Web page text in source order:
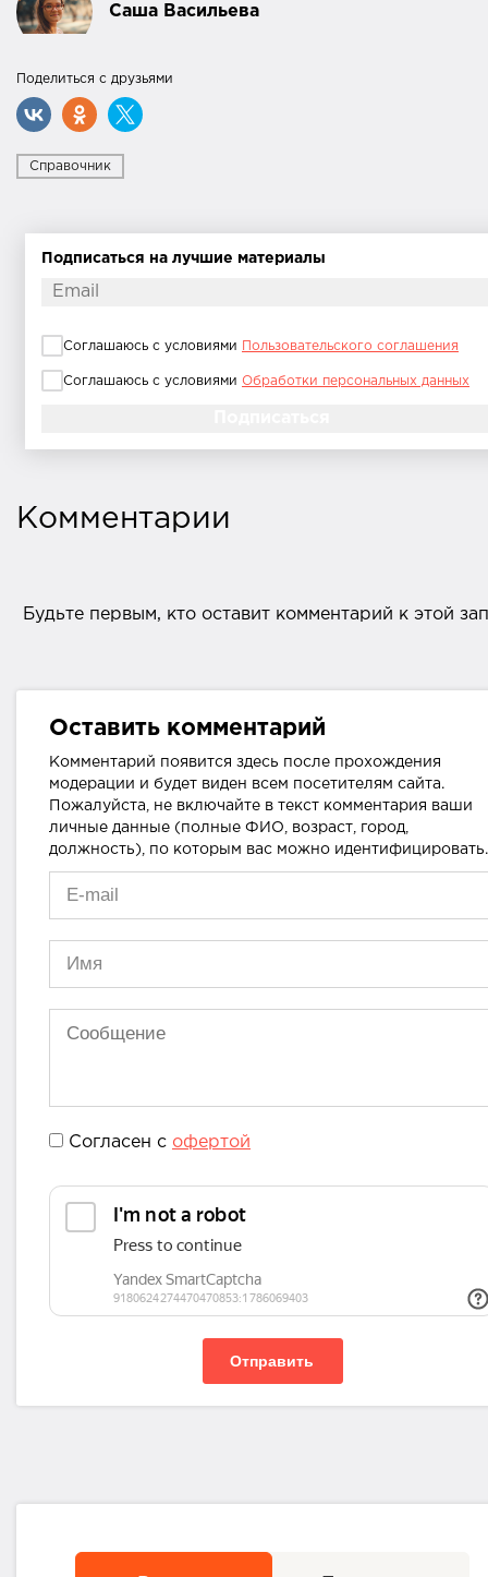
Саша Васильева
Поделиться с друзьями
Справочник
Подписаться на лучшие материалы
Соглашаюсь с условиями Пользовательского соглашения
Соглашаюсь с условиями Обработки персональных данных
Комментарии
Будьте первым, кто оставит комментарий к этой
Оставить комментарий
Комментарий появится здесь после прохождения
модерации и будет виден всем посетителям сайта.
Пожалуйста, не включайте в текст комментария ваши
личные данные (полные ФИО, возраст, город,
должность), по которым вас можно идентифицировать.
Согласен с офертой
Отправить